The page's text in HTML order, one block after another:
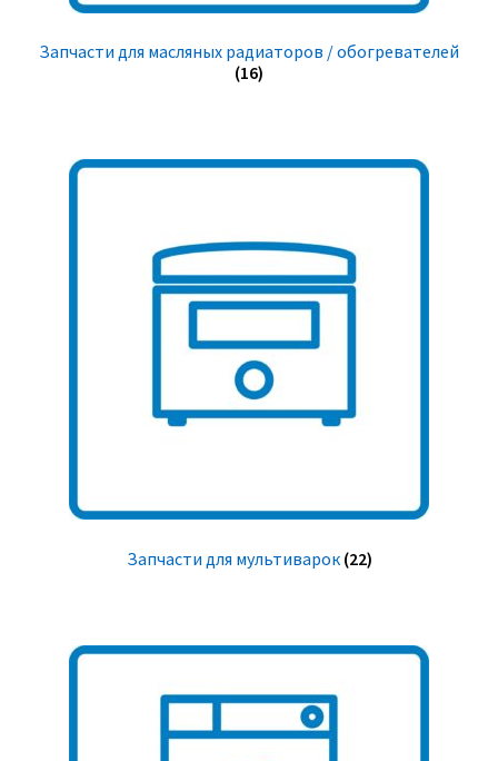
Запчасти для масляных радиаторов / обогревателей
(16)
Запчасти для мультиварок (22)